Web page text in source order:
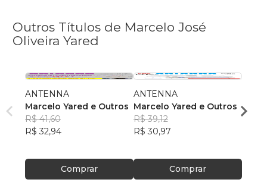
Outros Títulos de Marcelo José
Oliveira Yared
ANTENNA
Marcelo Yared e Outros
R$ 41,60
R$ 32,94
Comprar
ANTENNA
Marcelo Yared e Outros
R$ 39,12
R$ 30,97
Comprar
R$